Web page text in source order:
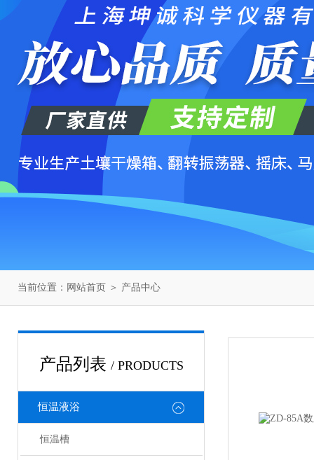
当前位置： 网站首页 ＞ 产品中心
产品列表 / PRODUCTS
恒温液浴
恒温槽